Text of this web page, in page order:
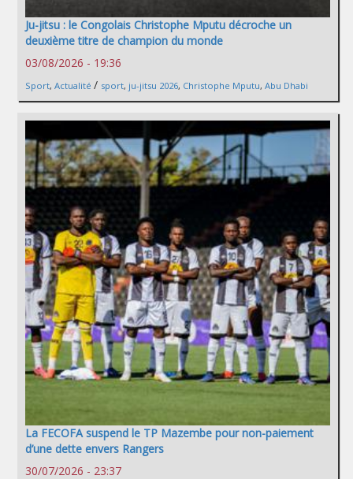
Ju-jitsu : le Congolais Christophe Mputu décroche un
deuxième titre de champion du monde
03/08/2026 - 19:36
Sport, Actualité / sport, ju-jitsu 2026, Christophe Mputu, Abu Dhabi
La FECOFA suspend le TP Mazembe pour non-paiement
d’une dette envers Rangers
30/07/2026 - 23:37